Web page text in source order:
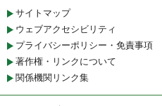
サイトマップ
ウェブアクセシビリティ
プライバシーポリシー・免責事項
著作権・リンクについて
関係機関リンク集